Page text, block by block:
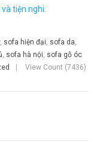
tiện nghi.
, sofa hiện đại, sofa da,
, sofa hà nội, sofa gỗ óc
View Count (7436)